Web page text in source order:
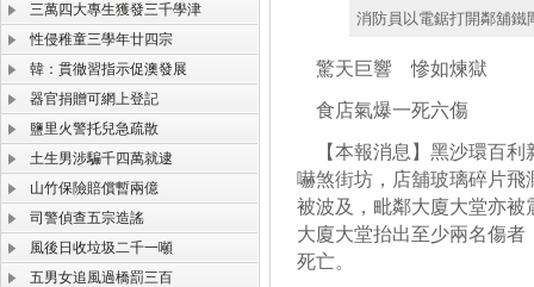
三萬四大專生獲發三千學津
性侵稚童三學年廿四宗
韓：貫徹習指示促澳發展
器官捐贈可網上登記
鹽里火警托兒急疏散
土生男涉騙千四萬就逮
山竹保險賠償暫兩億
司警偵查五宗造謠
風後日收垃圾二千一噸
五男女追風過橋罰三百
消防員以電鋸打開鄰舖鐵
驚天巨響 慘如煉獄
食店氣爆一死六傷
【本報消息】黑沙環百利
嚇煞街坊，店舖玻璃碎片
被波及，毗鄰大廈大堂亦
大廈大堂抬出至少兩名傷
死亡。